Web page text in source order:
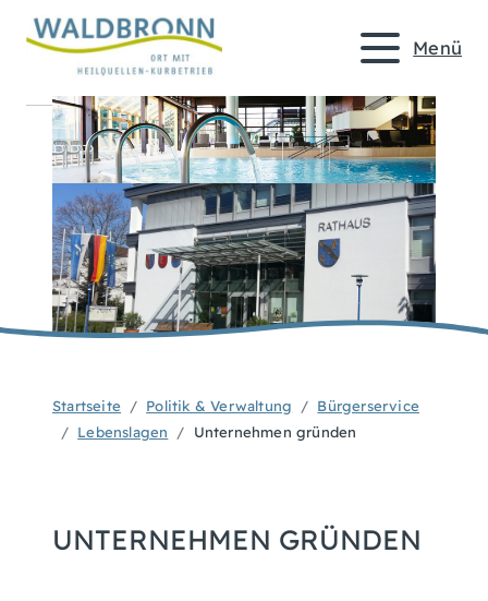
Menü
Startseite Politik & Verwaltung
Bürgerservice
Lebenslagen
Unternehmen gründen
UNTERNEHMEN GRÜNDEN